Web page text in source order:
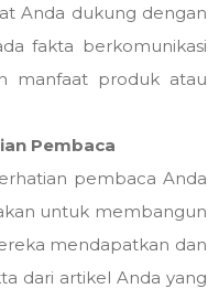
Anda dukung dengan
fakta berkomunikasi
manfaat produk atau
Pembaca
pembaca Anda
untuk membangun
mendapatkan dan
dari artikel Anda yang